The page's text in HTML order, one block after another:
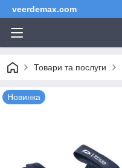
veerdemax.com
Товари та послуги
Новинка